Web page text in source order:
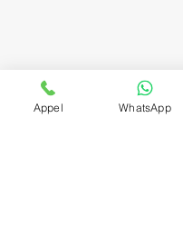
Appel WhatsApp